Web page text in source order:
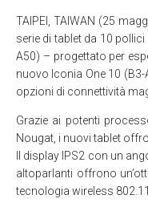
TAIPEI, TAIWAN (25
serie di tablet da 10
A50) – progettato per
nuovo Iconia One 10
opzioni di connettività
Grazie ai potenti
Nougat, i nuovi tablet
Il display IPS2 con un
altoparlanti offrono
tecnologia wireless